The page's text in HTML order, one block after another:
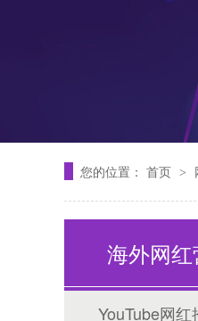
您的位置： 首页 >
海外网
YouTube网红
Tiktok海外